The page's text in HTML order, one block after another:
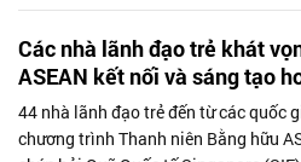
Các nhà lãnh đạo trẻ khát
ASEAN kết nối và sáng tạo
44 nhà lãnh đạo trẻ đến từ các quốc
chương trình Thanh niên Bằng hữu